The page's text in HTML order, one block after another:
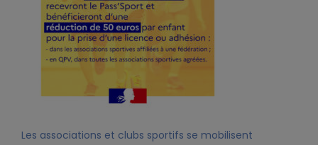
Les associations et clubs sportifs se mobilisent